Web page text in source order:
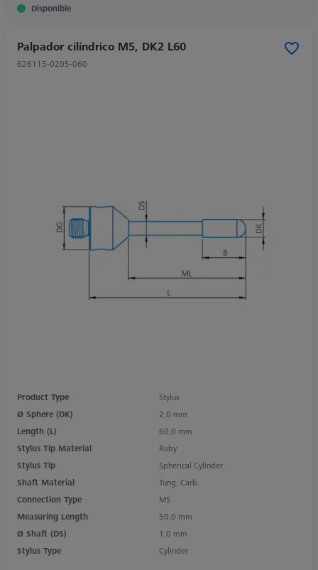
Disponible
Palpador cilíndrico M5, DK2 L60
626115-0205-060
Product Type
Stylus
Ø Sphere (DK)
2,0 mm
Length (L)
60,0 mm
Stylus Tip Material
Ruby
Stylus Tip
Spherical Cylinder
Shaft Material
Tung. Carb.
Connection Type
M5
Measuring Length
50,0 mm
Ø Shaft (DS)
1,0 mm
Stylus Type
Cylinder